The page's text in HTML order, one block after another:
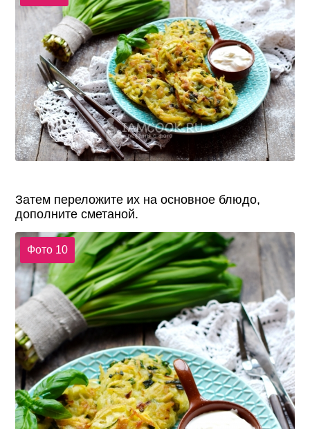
Затем переложите их на основное блюдо,
дополните сметаной.
Фото 10